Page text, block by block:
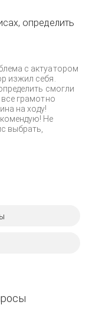
определить
с актуатором
изжил себя.
смогли
грамотно
на ходу!
Не
выбрать,